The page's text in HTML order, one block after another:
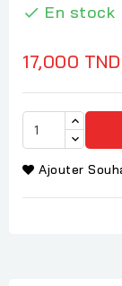
 En stock
17,000 TND
Ajouter